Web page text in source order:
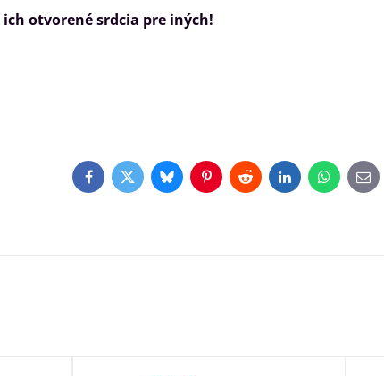
otvorené srdcia pre iných!
FacebookTwitterBlueskyPinterestRedditLinkedInWhatsApp
E-
mail